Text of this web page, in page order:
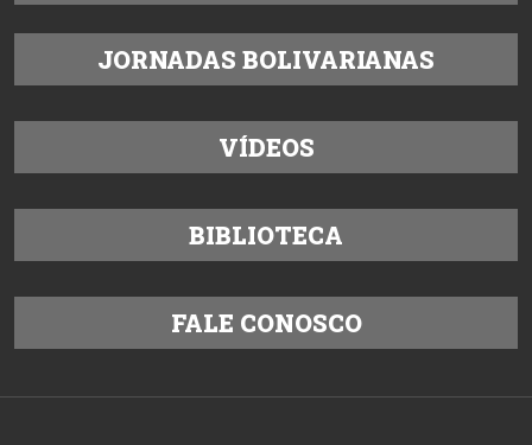
JORNADAS BOLIVARIANAS
VÍDEOS
BIBLIOTECA
FALE CONOSCO